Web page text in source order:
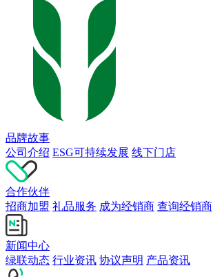
品牌故事
公司介绍 ESG可持续发展 线下门店
合作伙伴
招商加盟 礼品服务 成为经销商 查询经销商
新闻中心
绿联动态 行业资讯 协议声明 产品资讯